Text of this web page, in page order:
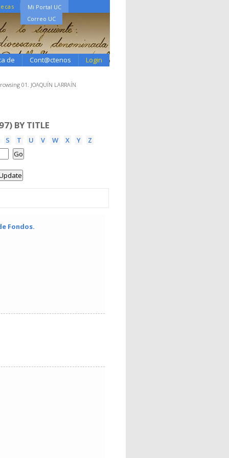
Mi Portal UC
Correo UC
Login
de Cont@ctenos
01. JOAQUÍN LARRAÍN
BY TITLE
S T U V W X Y Z
Fondos.